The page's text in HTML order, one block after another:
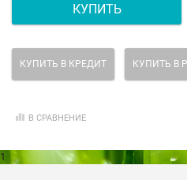
КУПИТЬ
КУПИТЬ В КРЕДИТ КУПИТЬ В
В СРАВНЕНИЕ
1